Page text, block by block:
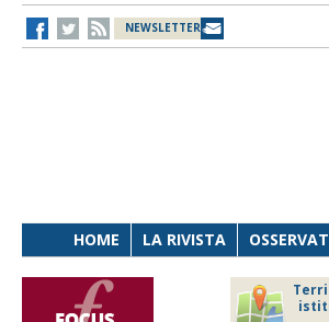
NEWSLETTER
HOME LA RIVISTA